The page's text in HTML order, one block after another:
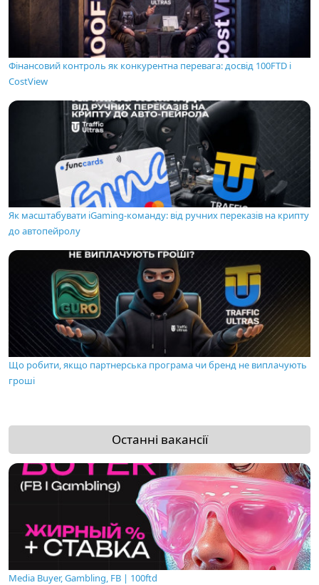
Фінансовий контроль як конкурентна перевага: досвід 100FTD і
CostView
Як масштабувати iGaming-команду: від ручних переказів на крипту
до автопейролу
Що робити, якщо партнерська програма чи бренд не виплачують
гроші
Останні вакансії
Media Buyer, Gambling, FB | 100ftd